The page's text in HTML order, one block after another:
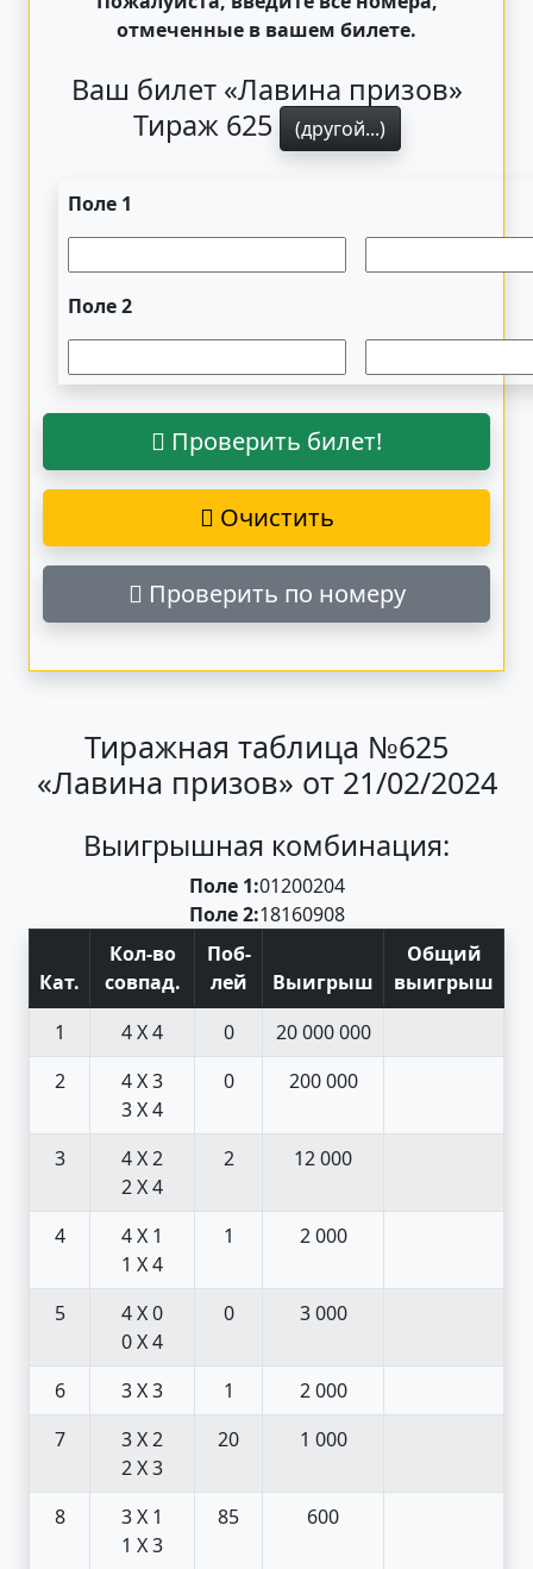
отмеченные в вашем билете.
Ваш билет «Лавина призов»
Тираж 625
(другой...)
Поле 1
Поле 2
Проверить билет!
Очистить
Проверить по номеру
Тиражная таблица №625
«Лавина призов» от 21/02/2024
Выигрышная комбинация:
Поле 1:01200204
Поле 2:18160908
Кат.
Кол-во
совпад.
Поб-
лей
Выигрыш
Общий
выигрыш
1
4 X 4 0
20 000 000
2
4 X 3
3 X 4
0 200 000
3
4 X 2
2 X 4
2 12 000
4
4 X 1
1 X 4
1 2 000
5
4 X 0
0 X 4
0 3 000
6 3 X 3 1
2 000
7
3 X 2
2 X 3
20 1 000
8
3 X 1
1 X 3
85 600